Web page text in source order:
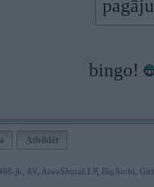
bingo!
Atbildēt
jk AV AiwaShuraLLP, BigArchi